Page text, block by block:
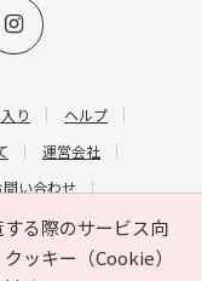
る際のサービス向
ッキー（Cookie）
り
ヘルプ
運営会社
い合わせ
わせ